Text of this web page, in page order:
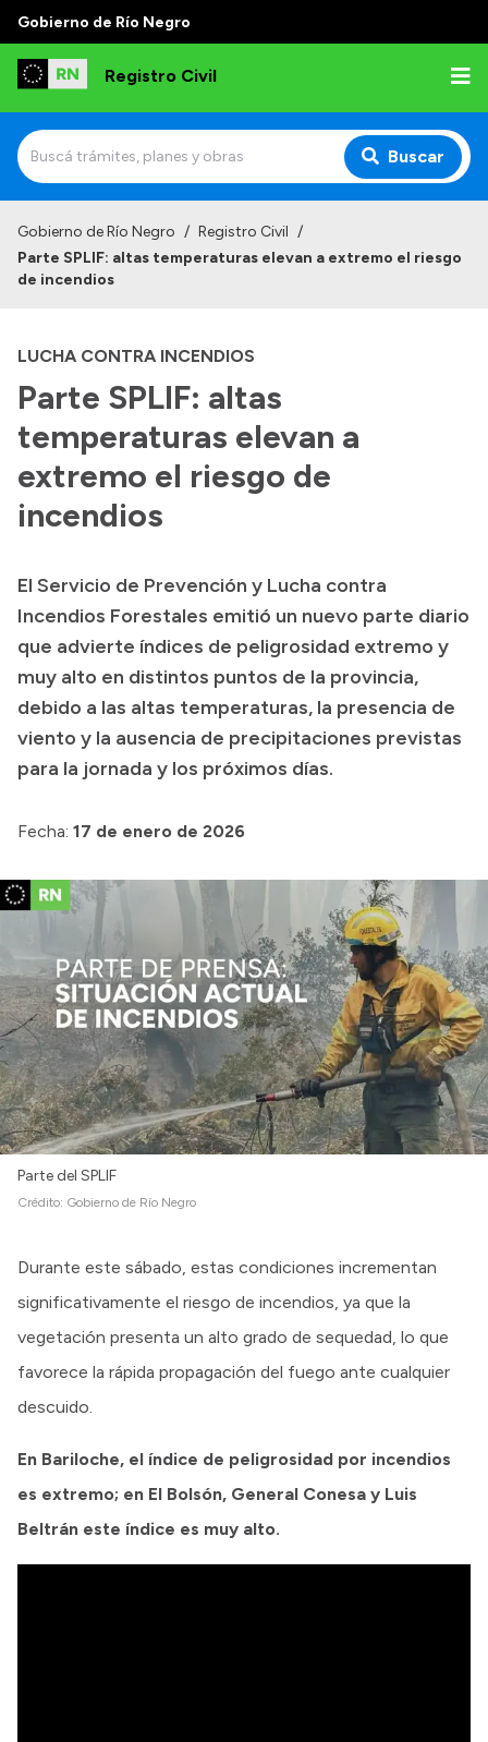
Gobierno de Río Negro
Registro Civil
Buscar
Institucional
Autoridades
Delegaciones
Estadísticas de hechos vitales
Transparencia
Compras y licitaciones
Consulta de expedientes
Consulta de pago a proveedores
Convocatorias
Intranet
Gobierno de Río Negro / Registro Civil /
Parte SPLIF: altas temperaturas elevan a extremo el riesgo
de incendios
LUCHA CONTRA INCENDIOS
Parte SPLIF: altas
temperaturas elevan a
extremo el riesgo de
incendios
El Servicio de Prevención y Lucha contra
Incendios Forestales emitió un nuevo parte diario
que advierte índices de peligrosidad extremo y
muy alto en distintos puntos de la provincia,
debido a las altas temperaturas, la presencia de
viento y la ausencia de precipitaciones previstas
para la jornada y los próximos días.
Fecha: 17 de enero de 2026
Parte del SPLIF
Crédito: Gobierno de Río Negro
Durante este sábado, estas condiciones incrementan
significativamente el riesgo de incendios, ya que la
vegetación presenta un alto grado de sequedad, lo que
favorece la rápida propagación del fuego ante cualquier
descuido.
En Bariloche, el índice de peligrosidad por incendios
es extremo; en El Bolsón, General Conesa y Luis
Beltrán este índice es muy alto.